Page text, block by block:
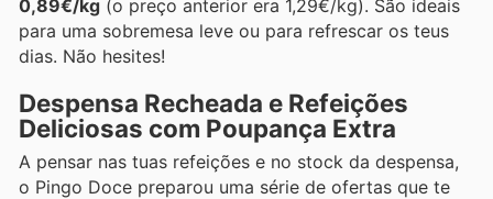
0,89€/kg (o preço anterior era 1,29€/kg). São ideais
para uma sobremesa leve ou para refrescar os teus
dias. Não hesites!
Despensa Recheada e Refeições
Deliciosas com Poupança Extra
A pensar nas tuas refeições e no stock da despensa,
o Pingo Doce preparou uma série de ofertas que te